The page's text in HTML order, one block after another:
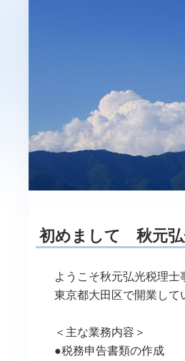
初めまして 秋元弘
ようこそ秋元弘光税理士
東京都大田区で開業して
＜主な業務内容＞
●税務申告書類の作成